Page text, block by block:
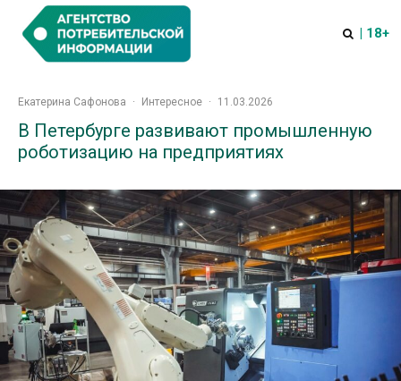
| 18+
Екатерина Сафонова · Интересное · 11.03.2026
В Петербурге развивают промышленную
роботизацию на предприятиях